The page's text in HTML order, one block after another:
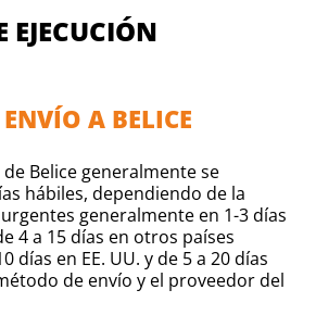
EJECUCIÓN
A BELICE
Belice generalmente se
hábiles, dependiendo de la
generalmente en 1-3 días
4 a 15 días en otros países
días en EE. UU. y de 5 a 20 días
de envío y el proveedor del